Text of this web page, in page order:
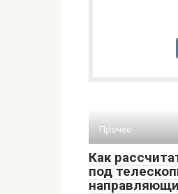
Прочее
Как
под